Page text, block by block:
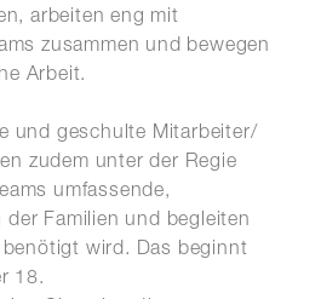
arbeiten eng mit
zusammen und bewegen
Arbeit.
und geschulte Mitarbeiter/
zudem unter der Regie
umfassende,
Familien und begleiten
wird. Das beginnt
18.